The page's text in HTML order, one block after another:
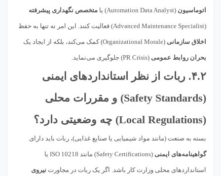
اتوماسیون (Automation Data Analyst) یا متخصص نگهداری پیشرفته
(Advanced Maintenance Specialist) فعالیت کنند. این امر نه تنها به حفظ
اخلاق سازمانی (Organizational Morale) کمک می‌کند، بلکه از ایجاد یک
بحران روابط عمومی (PR Crisis) جلوگیری می‌نماید.
۴.۲. ربات از نظر
استانداردهای ایمنی
(Safety Standards) و
مقررات محلی
(Local Regulations) چه وضعیتی دارد؟
بسته به صنعت (مانند مواد شیمیایی یا صنایع غذایی)، ربات باید دارای
گواهینامه‌های ایمنی (Safety Certifications) مانند ISO 10218 یا
استانداردهای محلی وزارت کار باشد. اگر یک ربات در مجاورت نیروی